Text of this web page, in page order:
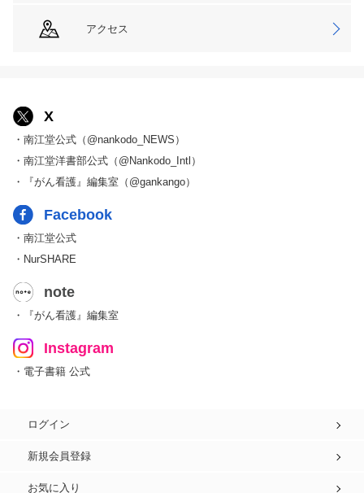
アクセス
X
・南江堂公式（@nankodo_NEWS）
・南江堂洋書部公式（@Nankodo_Intl）
・『がん看護』編集室（@gankango）
Facebook
・南江堂公式
・NurSHARE
note
・『がん看護』編集室
Instagram
・電子書籍 公式
ログイン
新規会員登録
お気に入り